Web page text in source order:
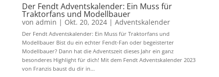
Der Fendt Adventskalender: Ein Muss für
Traktorfans und Modellbauer
von admin | Okt. 20, 2024| Adventskalender
Der Fendt Adventskalender: Ein Muss für Traktorfans und
Modellbauer Bist du ein echter Fendt-Fan oder begeisterter
Modellbauer? Dann hat die Adventszeit dieses Jahr ein ganz
besonderes Highlight für dich! Mit dem Fendt Adventskalender 2023
von Franzis baust du dir in...